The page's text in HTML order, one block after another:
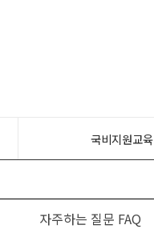
국비지원교육
자주하는 질문 FAQ